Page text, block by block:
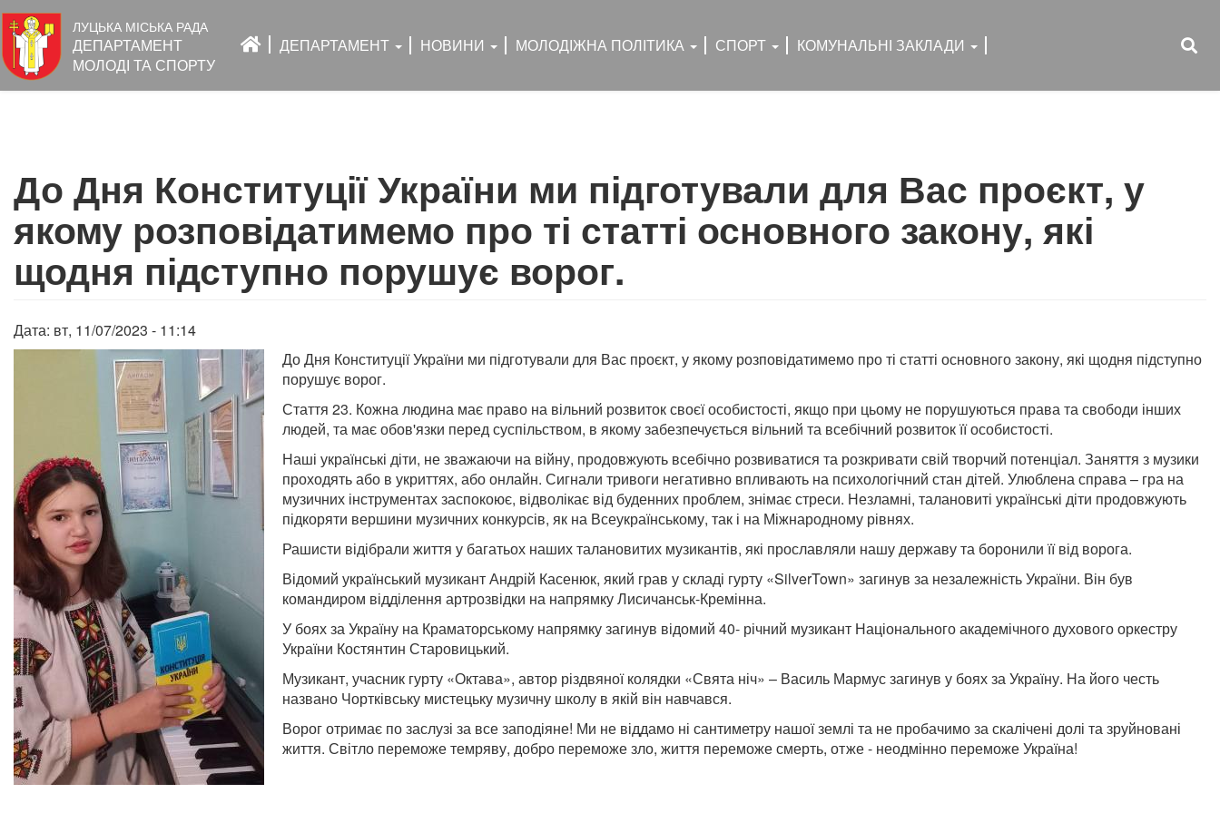
основного
вмісту
ЛУЦЬКА МІСЬКА РАДА
ДЕПАРТАМЕНТ
МОЛОДІ ТА СПОРТУ
навіґація
ДЕПАРТАМЕНТ НОВИНИ МОЛОДІЖНА ПОЛІТИКА СПОРТ КОМУНАЛЬНІ ЗАКЛАДИ
До Дня Конституції України ми підготували для Вас проєкт, у
якому розповідатимемо про ті статті основного закону, які
щодня підступно порушує ворог.
Дата: вт, 11/07/2023 - 11:14
До Дня Конституції України ми підготували для Вас проєкт, у якому розповідатимемо про ті статті основного закону, які щодня підступно
порушує ворог.
Стаття 23. Кожна людина має право на вільний розвиток своєї особистості, якщо при цьому не порушуються права та свободи інших
людей, та має обов'язки перед суспільством, в якому забезпечується вільний та всебічний розвиток її особистості.
Наші українські діти, не зважаючи на війну, продовжують всебічно розвиватися та розкривати свій творчий потенціал. Заняття з музики
проходять або в укриттях, або онлайн. Сигнали тривоги негативно впливають на психологічний стан дітей. Улюблена справа – гра на
музичних інструментах заспокоює, відволікає від буденних проблем, знімає стреси. Незламні, талановиті українські діти продовжують
підкоряти вершини музичних конкурсів, як на Всеукраїнському, так і на Міжнародному рівнях.
Рашисти відібрали життя у багатьох наших талановитих музикантів, які прославляли нашу державу та боронили її від ворога.
Відомий український музикант Андрій Касенюк, який грав у складі гурту «SilverTown» загинув за незалежність України. Він був
командиром відділення артрозвідки на напрямку Лисичанськ-Кремінна.
У боях за Україну на Краматорському напрямку загинув відомий 40- річний музикант Національного академічного духового оркестру
України Костянтин Старовицький.
Музикант, учасник гурту «Октава», автор різдвяної колядки «Свята ніч» – Василь Мармус загинув у боях за Україну. На його честь
названо Чортківську мистецьку музичну школу в якій він навчався.
Ворог отримає по заслузі за все заподіяне! Ми не віддамо ні сантиметру нашої землі та не пробачимо за скалічені долі та зруйновані
життя. Світло переможе темряву, добро переможе зло, життя переможе смерть, отже - неодмінно переможе Україна!